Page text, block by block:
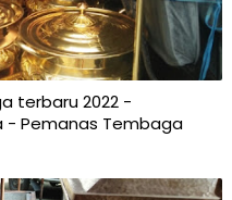
terbaru 2022 -
- Pemanas Tembaga